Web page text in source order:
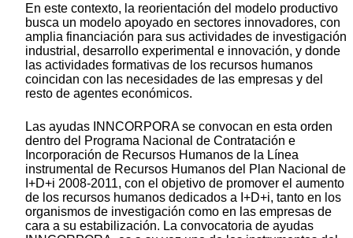
En este contexto, la reorientación del modelo productivo
busca un modelo apoyado en sectores innovadores, con
amplia financiación para sus actividades de investigación
industrial, desarrollo experimental e innovación, y donde
las actividades formativas de los recursos humanos
coincidan con las necesidades de las empresas y del
resto de agentes económicos.
Las ayudas INNCORPORA se convocan en esta orden
dentro del Programa Nacional de Contratación e
Incorporación de Recursos Humanos de la Línea
instrumental de Recursos Humanos del Plan Nacional de
I+D+i 2008-2011, con el objetivo de promover el aumento
de los recursos humanos dedicados a I+D+i, tanto en los
organismos de investigación como en las empresas de
cara a su estabilización. La convocatoria de ayudas